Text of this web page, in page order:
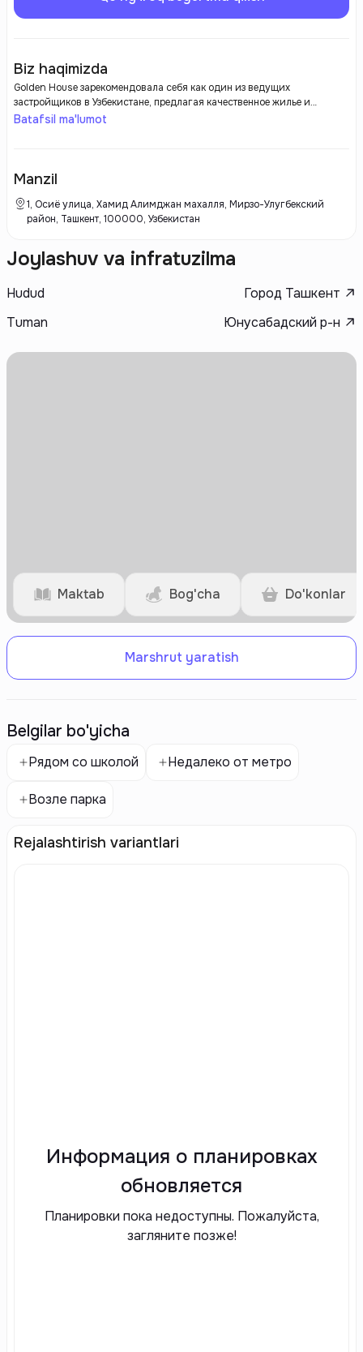
Biz haqimizda
Golden House зарекомендовала себя как один из ведущих
застройщиков в Узбекистане, предлагая качественное жилье и
современные решения в сфере градостроительства. С момента своего
также ориентация на потребности клиентов делают Golden House
Batafsil ma'lumot
Manzil
1, Осиё улица, Хамид Алимджан махалля, Мирзо-Улугбекский
район, Ташкент, 100000, Узбекистан
Joylashuv va infratuzilma
Hudud
Город Ташкент
Tuman
Юнусабадский р-н
Maktab Bog'cha Do'konlar
Marshrut yaratish
Belgilar bo'yicha
Рядом со школой Недалеко от метро
Возле парка
Rejalashtirish variantlari
Информация о планировках
обновляется
Планировки пока недоступны. Пожалуйста,
загляните позже!